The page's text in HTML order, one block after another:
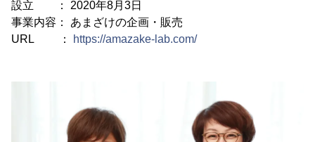
設立 ： 2020年8月3日
事業内容： あまざけの企画・販売
URL ：
https://amazake-lab.com/